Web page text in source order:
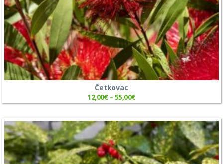
Četkovac
12,00€–55,00€